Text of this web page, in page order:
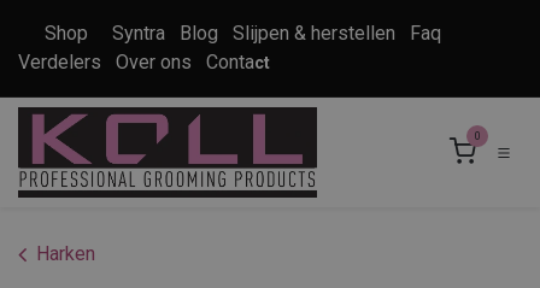
Shop Syntra Blog Slijpen & herstellen
Faq
Verdelers
Over ons Contact
0
Harken